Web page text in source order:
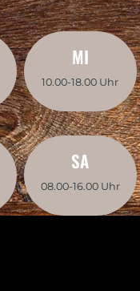
MI
10.00-18.00 Uhr
SA
08.00-16.00 Uhr